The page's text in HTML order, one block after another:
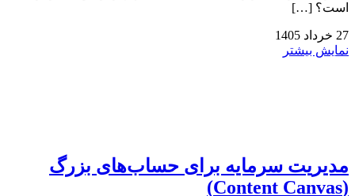
است؟ […]
27 خرداد 1405
نمایش بیشتر
مدیریت سرمایه برای حساب‌های بزرگ
(Content Canvas)